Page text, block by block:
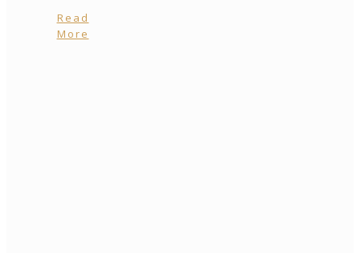
Read
More